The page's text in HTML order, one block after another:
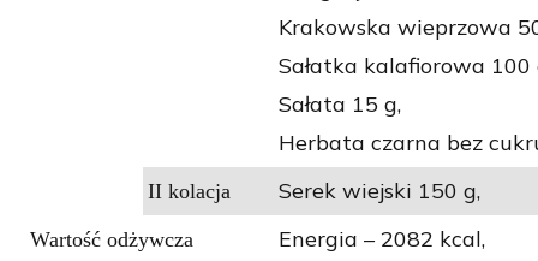
Krakowska wieprzowa
Sałatka kalafiorowa 100
Sałata 15 g,
Herbata czarna bez
II kolacja Serek wiejski 150 g,
Wartość odżywcza
Energia – 2082 kcal,